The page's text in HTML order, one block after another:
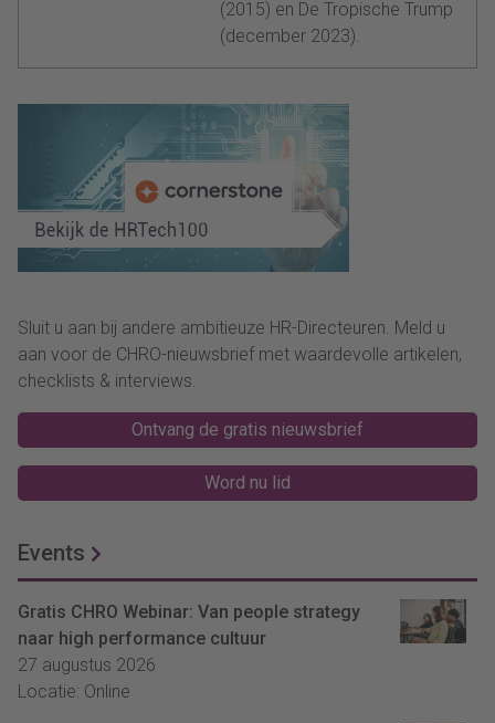
(2015) en De Tropische Trump
(december 2023).
Sluit u aan bij andere ambitieuze HR-Directeuren. Meld u
aan voor de CHRO-nieuwsbrief met waardevolle artikelen,
checklists & interviews.
Ontvang de gratis nieuwsbrief
Word nu lid
Events
Gratis CHRO Webinar: Van people strategy
naar high performance cultuur
27 augustus 2026
Locatie: Online